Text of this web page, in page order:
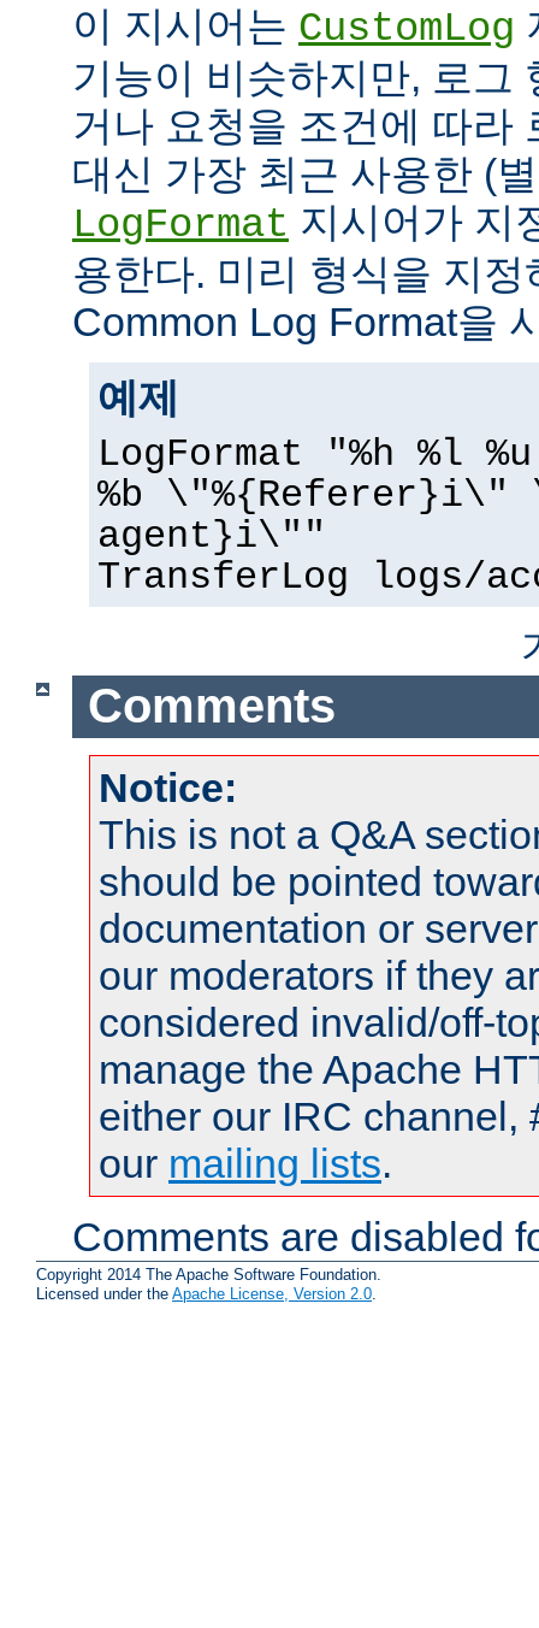
이 지시어는 CustomLog
기능이 비슷하지만, 로그
거나 요청을 조건에 따라
대신 가장 최근 사용한 (
LogFormat 지시어가 지
용한다. 미리 형식을 지
Common Log Format을
예제
LogFormat "%h %l
%b \"%{Referer}i\"
agent}i\""
TransferLog logs/
Comments
Notice:
This is not a Q&A
should be pointed
documentation or
our moderators if they
considered invalid/off-
manage the Apache
either our IRC channel,
our mailing lists.
Comments are disabled
Copyright 2014 The Apache Software Foundation.
Licensed under the Apache License, Version 2.0